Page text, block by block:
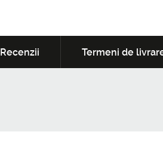
Recenzii Termeni de